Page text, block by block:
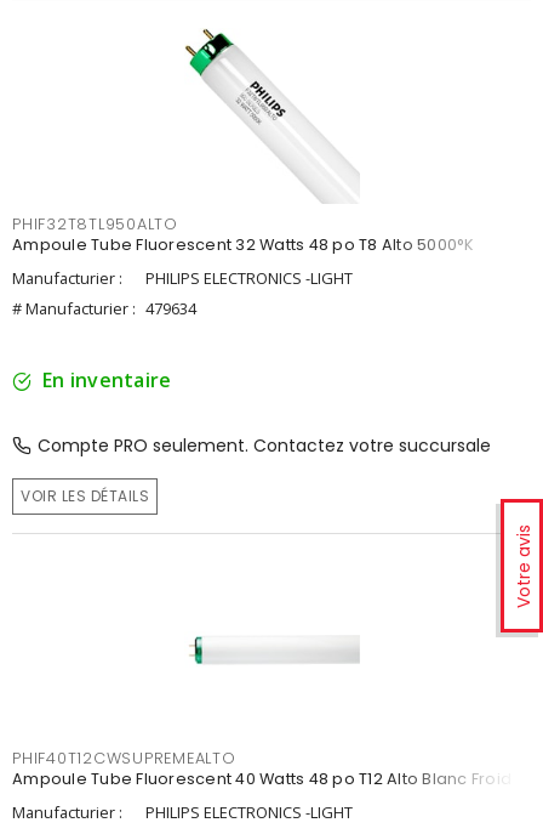
Votre avis
PHIF32T8TL950ALTO
Ampoule Tube Fluorescent 32 Watts 48 po T8 Alto 5000°K
Manufacturier :
PHILIPS ELECTRONICS -LIGHT
# Manufacturier : 479634
En inventaire
Compte PRO seulement. Contactez votre succursale
VOIR LES DÉTAILS
PHIF40T12CWSUPREMEALTO
Ampoule Tube Fluorescent 40 Watts 48 po T12 Alto Blanc Froid
Manufacturier :
PHILIPS ELECTRONICS -LIGHT